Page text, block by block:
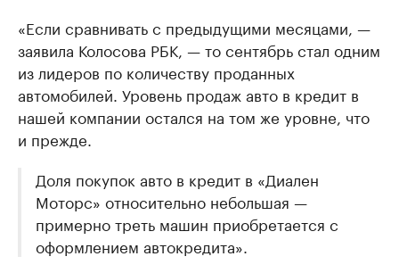
«Если сравнивать с предыдущими месяцами, —
заявила Колосова РБК, — то сентябрь стал одним
из лидеров по количеству проданных
автомобилей. Уровень продаж авто в кредит в
нашей компании остался на том же уровне, что
и прежде.
Доля покупок авто в кредит в «Диален
Моторс» относительно небольшая —
примерно треть машин приобретается с
оформлением автокредита».